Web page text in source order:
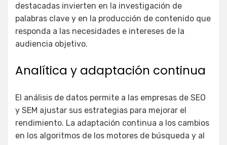
destacadas invierten en la investigación de
palabras clave y en la producción de contenido que
responda a las necesidades e intereses de la
audiencia objetivo.
Analítica y adaptación continua
El análisis de datos permite a las empresas de SEO
y SEM ajustar sus estrategias para mejorar el
rendimiento. La adaptación continua a los cambios
en los algoritmos de los motores de búsqueda y al